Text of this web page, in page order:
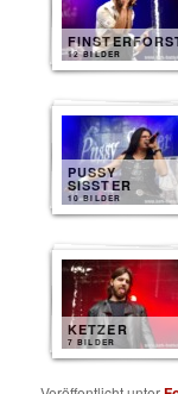
12 BILDER
PUSSY
SISSTER
10 BILDER
KETZER
7 BILDER